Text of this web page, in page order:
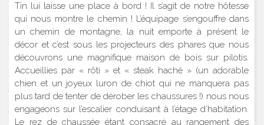
Tin lui laisse une place à bord ! Il s’agit de notre hôtesse
qui nous montre le chemin ! L’équipage s’engouffre dans
un chemin de montagne, la nuit emporte à présent le
décor et c’est sous les projecteurs des phares que nous
découvrons une magnifique maison de bois sur pilotis.
Accueillies par « rôti » et « steak haché » (un adorable
chien et un joyeux luron de chiot qui ne manquera pas
plus tard de tenter de dérober les chaussures !) nous nous
engageons sur l’escalier conduisant à l’étage d’habitation.
Le rez de chaussée étant consacré au rangement des